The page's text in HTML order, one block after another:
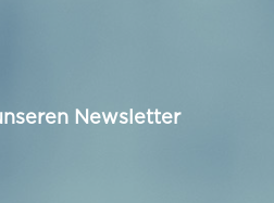
Newsletter